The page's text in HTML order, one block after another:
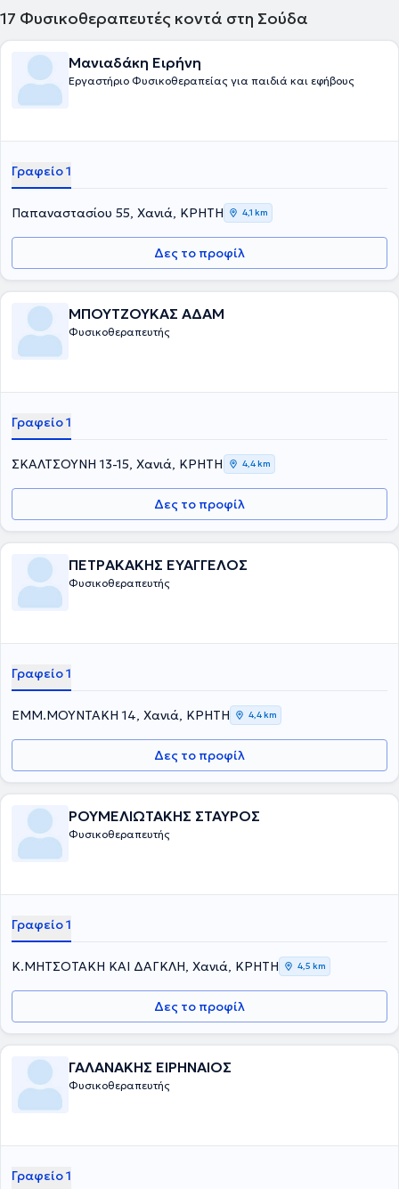
17 Φυσικοθεραπευτές κοντά στη Σούδα
Μανιαδάκη Ειρήνη
Εργαστήριο Φυσικοθεραπείας για παιδιά και εφήβους
Γραφείο 1
Παπαναστασίου 55, Χανιά, ΚΡΗΤΗ 4,1 km
Δες το προφίλ
ΜΠΟΥΤΖΟΥΚΑΣ ΑΔΑΜ
Φυσικοθεραπευτής
Γραφείο 1
ΣΚΑΛΤΣΟΥΝΗ 13-15, Χανιά, ΚΡΗΤΗ 4,4 km
Δες το προφίλ
ΠΕΤΡΑΚΑΚΗΣ ΕΥΑΓΓΕΛΟΣ
Φυσικοθεραπευτής
Γραφείο 1
ΕΜΜ.ΜΟΥΝΤΑΚΗ 14, Χανιά, ΚΡΗΤΗ 4,4 km
Δες το προφίλ
ΡΟΥΜΕΛΙΩΤΑΚΗΣ ΣΤΑΥΡΟΣ
Φυσικοθεραπευτής
Γραφείο 1
Κ.ΜΗΤΣΟΤΑΚΗ ΚΑΙ ΔΑΓΚΛΗ, Χανιά, ΚΡΗΤΗ 4,5 km
Δες το προφίλ
ΓΑΛΑΝΑΚΗΣ ΕΙΡΗΝΑΙΟΣ
Φυσικοθεραπευτής
Γραφείο 1